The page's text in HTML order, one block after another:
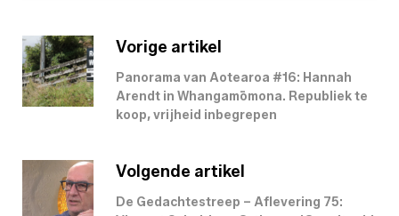
Vorige artikel
Panorama van Aotearoa #16: Hannah
Arendt in Whangamōmona. Republiek te
koop, vrijheid inbegrepen
Volgende artikel
De Gedachtestreep – Aflevering 75: